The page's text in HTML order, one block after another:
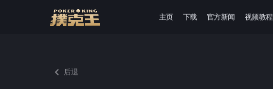
主页 下载 官方新闻 视频教程
后退